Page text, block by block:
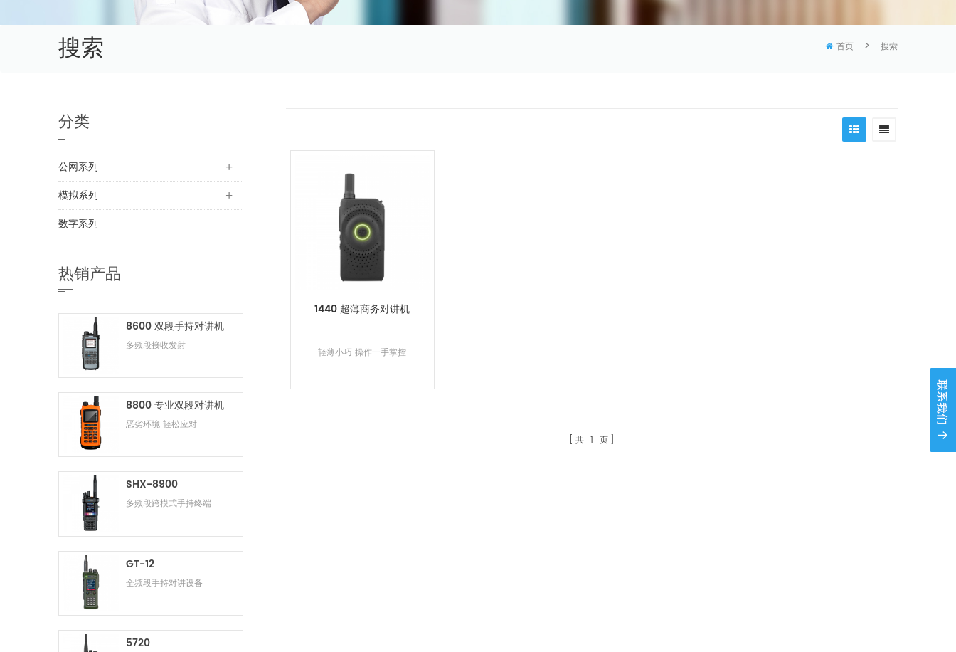
搜索 首页 > 搜索
1440 超薄商务对讲机
轻薄小巧 操作一手掌控
共 1 页
分类
公网系列
模拟系列
数字系列
热销产品
8600 双段手持对讲机
多频段接收发射
8800 专业双段对讲机
恶劣环境 轻松应对
SHX-8900
多频段跨模式手持终端
GT-12
全频段手持对讲设备
5720